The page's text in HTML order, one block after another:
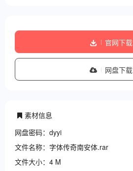
官网下载
网盘下载
素材信息
网盘密码：dyyi
文件名称：字体传奇南安体.rar
文件大小：4 M